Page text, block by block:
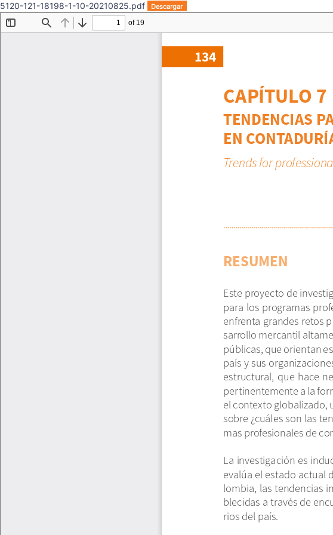
5120-121-18198-1-10-20210825.pdf Descargar